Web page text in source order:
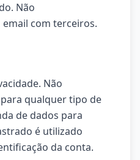
Não
com terceiros.
Não
qualquer tipo de
de dados para
é utilizado
da conta.